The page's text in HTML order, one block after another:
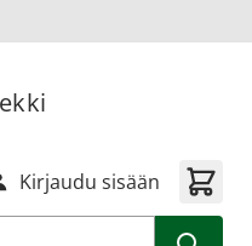
Kirjaudu sisään